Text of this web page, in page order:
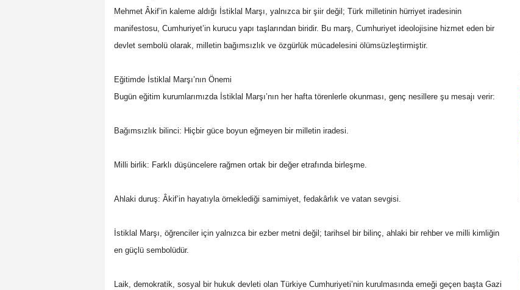
Mehmet Âkif’in kaleme aldığı İstiklal Marşı, yalnızca bir şiir değil; Türk milletinin hürriyet iradesinin
manifestosu, Cumhuriyet’in kurucu yapı taşlarından biridir. Bu marş, Cumhuriyet ideolojisine hizmet eden bir
devlet sembolü olarak, milletin bağımsızlık ve özgürlük mücadelesini ölümsüzleştirmiştir.
Eğitimde İstiklal Marşı’nın Önemi
Bugün eğitim kurumlarımızda İstiklal Marşı’nın her hafta törenlerle okunması, genç nesillere şu mesajı verir:
Bağımsızlık bilinci: Hiçbir güce boyun eğmeyen bir milletin iradesi.
Milli birlik: Farklı düşüncelere rağmen ortak bir değer etrafında birleşme.
Ahlaki duruş: Âkif’in hayatıyla örneklediği samimiyet, fedakârlık ve vatan sevgisi.
İstiklal Marşı, öğrenciler için yalnızca bir ezber metni değil; tarihsel bir bilinç, ahlaki bir rehber ve milli kimliğin
en güçlü sembolüdür.
Laik, demokratik, sosyal bir hukuk devleti olan Türkiye Cumhuriyeti’nin kurulmasında emeği geçen başta Gazi
Sevgisi Ve Mancacılık